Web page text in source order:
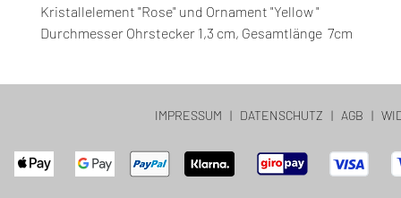
Kristallelement "Rose" und Ornament "Yellow "
Durchmesser Ohrstecker 1,3 cm, Gesamtlänge 7cm
IMPRESSUM | DATENSCHUTZ | AGB |